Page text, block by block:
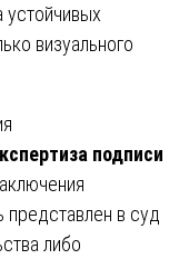
устойчивых
визуального
подписи
в суд
либо